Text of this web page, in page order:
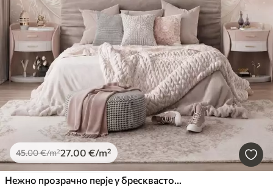
45.00€/m²27.00 €/m²
Нежно прозрачно перје у бресквасто-ружичастој измаглици са сјајем